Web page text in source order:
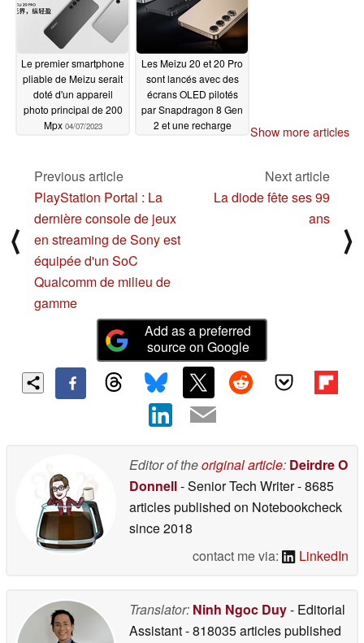
Le premier smartphone
pliable de Meizu serait
doté d'un appareil
photo principal de 200
Mpx 04/07/2023
Les Meizu 20 et 20 Pro
sont lancés avec des
écrans OLED pilotés
par Snapdragon 8 Gen
2 et une recharge
Show more articles
⟨
Previous article
PlayStation Portal : La
dernière console de jeux
en streaming de Sony est
équipée d'un SoC
Qualcomm de milieu de
gamme
Next article
La diode fête ses 99
ans
⟩
Add as a preferred
source on Google
Editor of theoriginal article: Deirdre O
Donnell- Senior Tech Writer- 8685
articles published on Notebookcheck
since 2018
contact me via:
LinkedIn
Translator: Ninh Ngoc Duy- Editorial
Assistant- 818035 articles published